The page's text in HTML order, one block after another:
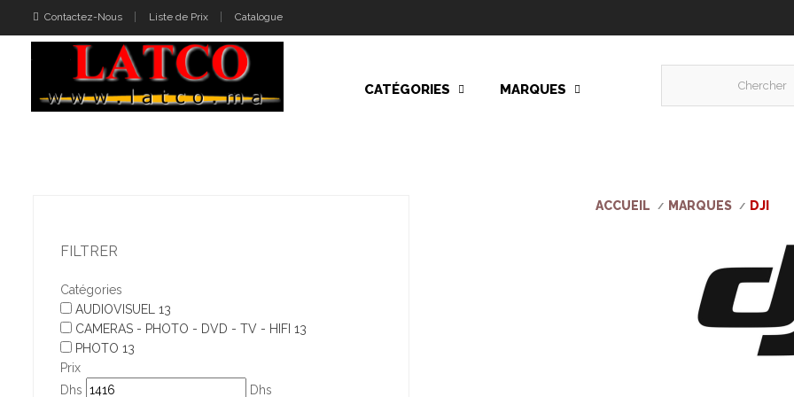
Contactez-Nous Liste de Prix Catalogue
CATÉGORIES MARQUES
ACCUEIL MARQUES DJI
FILTRER
Catégories
AUDIOVISUEL
13
CAMERAS - PHOTO - DVD - TV - HIFI 13
PHOTO 13
Prix
Dhs
Dhs